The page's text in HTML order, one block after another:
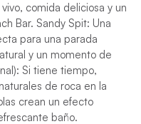
comida deliciosa y un
Bar. Sandy Spit: Una
para una parada
y un momento de
Si tiene tiempo,
de roca en la
crean un efecto
baño.